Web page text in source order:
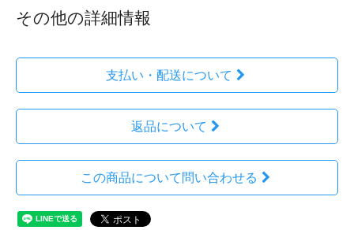
その他の詳細情報
支払い・配送について
返品について
この商品について問い合わせる